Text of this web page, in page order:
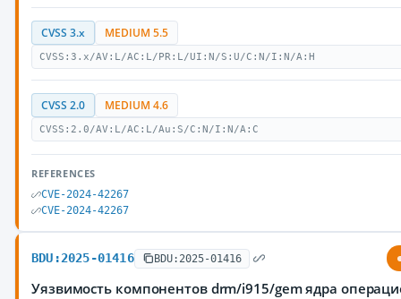
CVSS 3.x MEDIUM 5.5
CVSS:3.x/AV:L/AC:L/PR:L/UI:N/S:U/C:N/I:N/A:H
CVSS 2.0 MEDIUM 4.6
CVSS:2.0/AV:L/AC:L/Au:S/C:N/I:N/A:C
REFERENCES
CVE-2024-42267
CVE-2024-42267
BDU:2025-01416 BDU:2025-01416
Уязвимость компонентов drm/i915/gem ядра